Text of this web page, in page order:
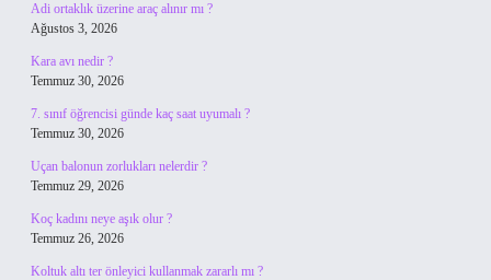
Adi ortaklık üzerine araç alınır mı ?
Ağustos 3, 2026
Kara avı nedir ?
Temmuz 30, 2026
7. sınıf öğrencisi günde kaç saat uyumalı ?
Temmuz 30, 2026
Uçan balonun zorlukları nelerdir ?
Temmuz 29, 2026
Koç kadını neye aşık olur ?
Temmuz 26, 2026
Koltuk altı ter önleyici kullanmak zararlı mı ?